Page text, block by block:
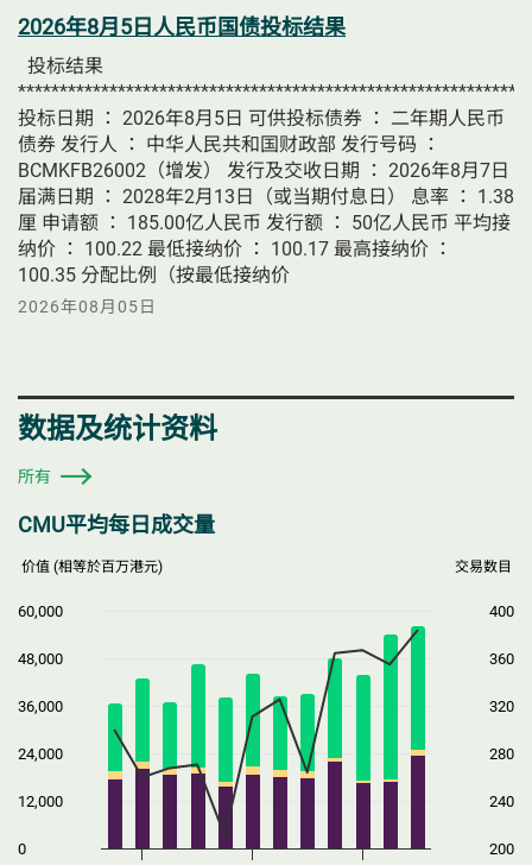
2026年8月5日人民币国债投标结果
投标结果
投标日期 ： 2026年8月5日 可供投标债券 ： 二年期人民币
债券 发行人 ： 中华人民共和国财政部 发行号码 ：
BCMKFB26002（增发） 发行及交收日期 ： 2026年8月7日
届满日期 ： 2028年2月13日（或当期付息日） 息率 ： 1.38
厘 申请额 ： 185.00亿人民币 发行额 ： 50亿人民币 平均接
纳价 ： 100.22 最低接纳价 ： 100.17 最高接纳价 ：
100.35 分配比例（按最低接纳价
2026年08月05日
数据及统计资料
所有
CMU平均每日成交量
价值 (相等於百万港元) 交易数目
0
12,000
24,000
36,000
48,000
60,000
200
240
280
320
360
400